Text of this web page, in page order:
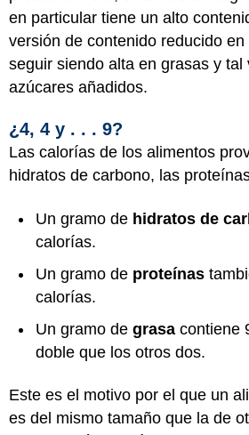
en particular tiene un alto
versión de contenido reducido
seguir siendo alta en grasas y tal
azúcares añadidos.
¿4, 4 y . . . 9?
Las calorías de los alimentos
hidratos de carbono, las
Un gramo de hidratos de
calorías.
Un gramo de proteínas
calorías.
Un gramo de grasa contiene
doble que los otros dos.
Este es el motivo por el que un
es del mismo tamaño que la de